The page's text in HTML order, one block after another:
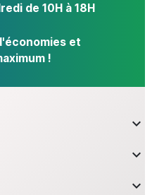
de 10H à 18H
et
!


